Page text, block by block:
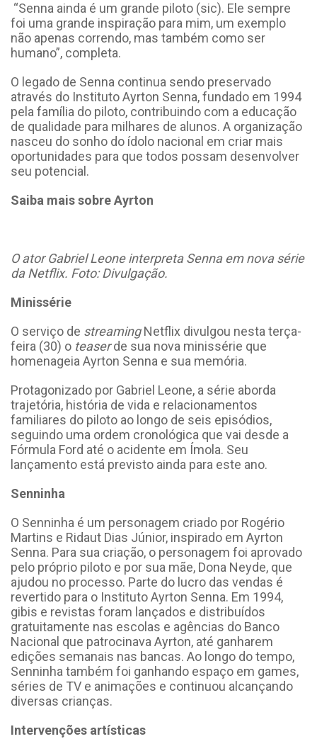
“Senna ainda é um grande piloto (sic). Ele sempre
foi uma grande inspiração para mim, um exemplo
não apenas correndo, mas também como ser
humano”, completa.
O legado de Senna continua sendo preservado
através do Instituto Ayrton Senna, fundado em 1994
pela família do piloto, contribuindo com a educação
de qualidade para milhares de alunos. A organização
nasceu do sonho do ídolo nacional em criar mais
oportunidades para que todos possam desenvolver
seu potencial.
Saiba mais sobre Ayrton
O ator Gabriel Leone interpreta Senna em nova série
da Netflix. Foto: Divulgação.
Minissérie
O serviço de streamingNetflix divulgou nesta terça-
feira (30) o teaserde sua nova minissérie que
homenageia Ayrton Senna e sua memória.
Protagonizado por Gabriel Leone, a série aborda
trajetória, história de vida e relacionamentos
familiares do piloto ao longo de seis episódios,
seguindo uma ordem cronológica que vai desde a
Fórmula Ford até o acidente em Ímola. Seu
lançamento está previsto ainda para este ano.
Senninha
O Senninha é um personagem criado por Rogério
Martins e Ridaut Dias Júnior, inspirado em Ayrton
Senna. Para sua criação, o personagem foi aprovado
pelo próprio piloto e por sua mãe, Dona Neyde, que
ajudou no processo. Parte do lucro das vendas é
revertido para o Instituto Ayrton Senna. Em 1994,
gibis e revistas foram lançados e distribuídos
gratuitamente nas escolas e agências do Banco
Nacional que patrocinava Ayrton, até ganharem
edições semanais nas bancas. Ao longo do tempo,
Senninha também foi ganhando espaço em games,
séries de TV e animações e continuou alcançando
diversas crianças.
Intervenções artísticas